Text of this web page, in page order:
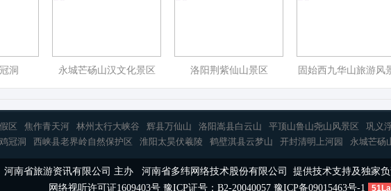
洞 永城芒砀山汉文化景区 洛阳荆紫仙山景区 固始西九华山旅游风
区 焦作青天河 林州太行大峡谷 辉县万仙山 洛阳嵩县白云山 平顶山鲁山尧山风景区 巩义
冠洞 西峡县老界岭自然保护区 淮阳太昊伏羲陵 鹤壁淇县云梦山 开封清明上河园 永城芒砀
河南省旅游资讯有限公司 主办 河南省多纬网络技术股份有限公司 提供技术支持及独家
网络视听许可证1609403号 豫ICP证号：B2-20040057 豫ICP备09015463号-1 51La